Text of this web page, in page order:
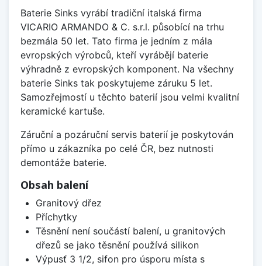
Baterie Sinks vyrábí tradiční italská firma
VICARIO ARMANDO & C. s.r.l. působící na trhu
bezmála 50 let. Tato firma je jedním z mála
evropských výrobců, kteří vyrábějí baterie
výhradně z evropských komponent. Na všechny
baterie Sinks tak poskytujeme záruku 5 let.
Samozřejmostí u těchto baterií jsou velmi kvalitní
keramické kartuše.
Záruční a pozáruční servis baterií je poskytován
přímo u zákazníka po celé ČR, bez nutnosti
demontáže baterie.
Obsah balení
Granitový dřez
Příchytky
Těsnění není součástí balení, u granitových
dřezů se jako těsnění používá silikon
Výpusť 3 1/2, sifon pro úsporu místa s